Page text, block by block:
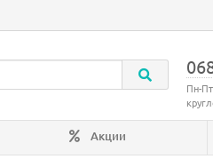
Пн-
Акции